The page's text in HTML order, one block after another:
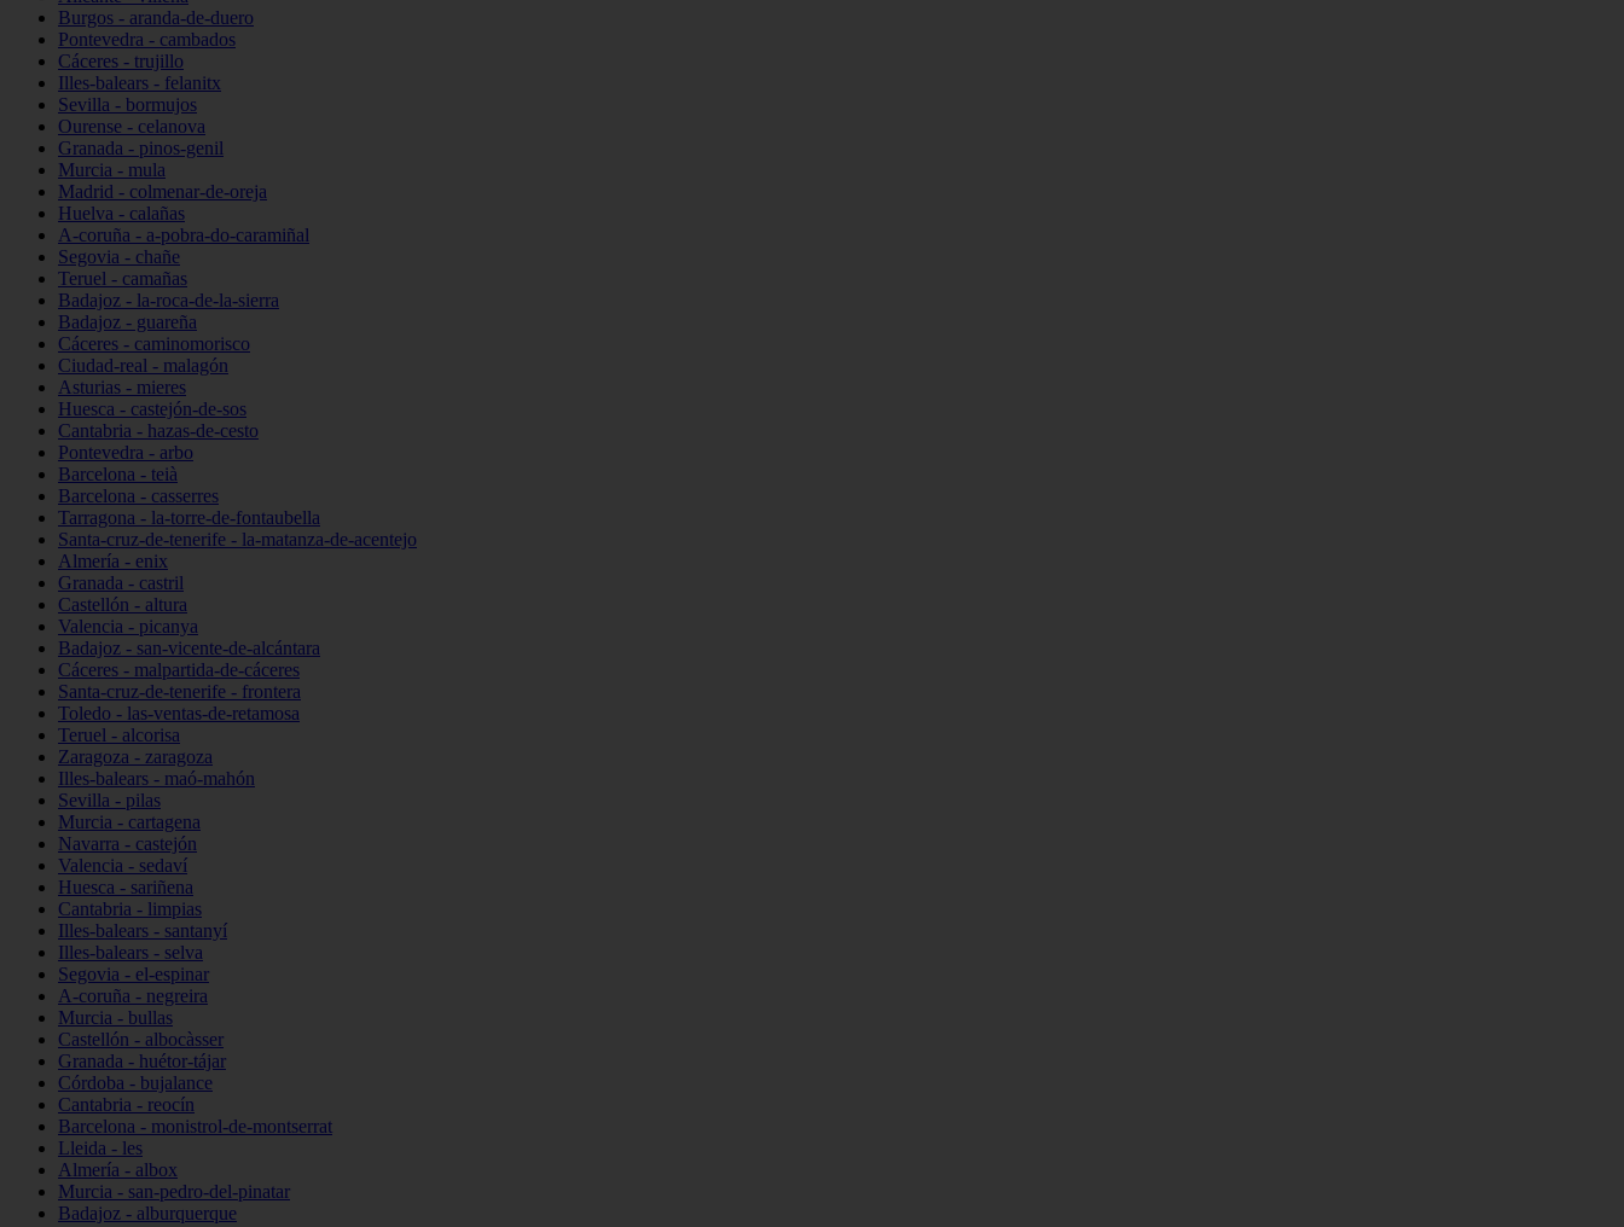
Burgos - aranda-de-duero
Pontevedra - cambados
Cáceres - trujillo
Illes-balears - felanitx
Sevilla - bormujos
Ourense - celanova
Granada - pinos-genil
Murcia - mula
Madrid - colmenar-de-oreja
Huelva - calañas
A-coruña - a-pobra-do-caramiñal
Segovia - chañe
Teruel - camañas
Badajoz - la-roca-de-la-sierra
Badajoz - guareña
Cáceres - caminomorisco
Ciudad-real - malagón
Asturias - mieres
Huesca - castejón-de-sos
Cantabria - hazas-de-cesto
Pontevedra - arbo
Barcelona - teià
Barcelona - casserres
Tarragona - la-torre-de-fontaubella
Santa-cruz-de-tenerife - la-matanza-de-acentejo
Almería - enix
Granada - castril
Castellón - altura
Valencia - picanya
Badajoz - san-vicente-de-alcántara
Cáceres - malpartida-de-cáceres
Santa-cruz-de-tenerife - frontera
Toledo - las-ventas-de-retamosa
Teruel - alcorisa
Zaragoza - zaragoza
Illes-balears - maó-mahón
Sevilla - pilas
Murcia - cartagena
Navarra - castejón
Valencia - sedaví
Huesca - sariñena
Cantabria - limpias
Illes-balears - santanyí
Illes-balears - selva
Segovia - el-espinar
A-coruña - negreira
Murcia - bullas
Castellón - albocàsser
Granada - huétor-tájar
Córdoba - bujalance
Cantabria - reocín
Barcelona - monistrol-de-montserrat
Lleida - les
Almería - albox
Murcia - san-pedro-del-pinatar
Badajoz - alburquerque